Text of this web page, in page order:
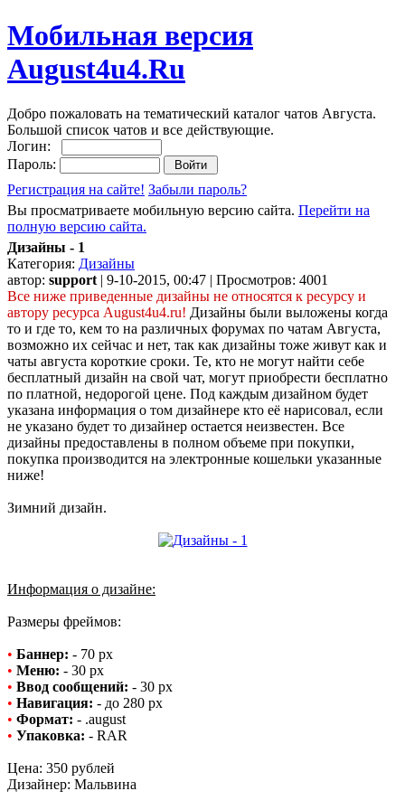
Мобильная версия
August4u4.Ru
Добро пожаловать на тематический каталог чатов Августа.
Большой список чатов и все действующие.
Логин:
Пароль:
Регистрация на сайте! Забыли пароль?
Вы просматриваете мобильную версию сайта. Перейти на
полную версию сайта.
Дизайны - 1
Категория: Дизайны
автор: support | 9-10-2015, 00:47 | Просмотров: 4001
Все ниже приведенные дизайны не относятся к ресурсу и
автору ресурса August4u4.ru! Дизайны были выложены когда
то и где то, кем то на различных форумах по чатам Августа,
возможно их сейчас и нет, так как дизайны тоже живут как и
чаты августа короткие сроки. Те, кто не могут найти себе
бесплатный дизайн на свой чат, могут приобрести бесплатно
по платной, недорогой цене. Под каждым дизайном будет
указана информация о том дизайнере кто её нарисовал, если
не указано будет то дизайнер остается неизвестен. Все
дизайны предоставлены в полном объеме при покупки,
покупка производится на электронные кошельки указанные
ниже!
Зимний дизайн.
Информация о дизайне:
Размеры фреймов:
• Баннер: - 70 рх
• Меню: - 30 рх
• Ввод сообщений: - 30 рх
• Навигация: - до 280 рх
• Формат: - .august
• Упаковка: - RAR
Цена: 350 рублей
Дизайнер: Мальвина